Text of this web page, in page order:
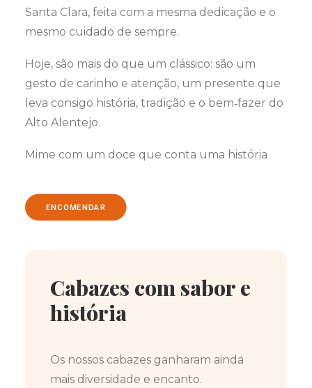
Santa Clara, feita com a mesma dedicação e o
mesmo cuidado de sempre.
Hoje, são mais do que um clássico: são um
gesto de carinho e atenção, um presente que
leva consigo história, tradição e o bem‑fazer do
Alto Alentejo.
Mime com um doce que conta uma história
ENCOMENDAR
Cabazes com sabor e
história
Os nossos cabazes ganharam ainda
mais diversidade e encanto.